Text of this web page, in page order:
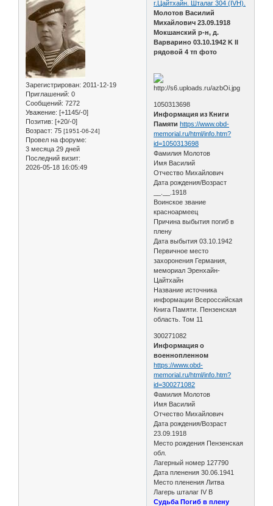
Зарегистрирован: 2011-12-19
Приглашений: 0
Сообщений: 7272
Уважение: [+1145/-0]
Позитив: [+20/-0]
Возраст: 75 [1951-06-24]
Провел на форуме:
3 месяца 29 дней
Последний визит:
2026-05-18 16:05:49
г.Цайтхайн. Шталаг 304 (IVH).
Молотов Василий
Михайлович 23.09.1918
Мокшанский р-н, д.
Варварино 03.10.1942 K II
рядовой 4 тп фото
1050313698
Информация из Книги
Памяти https://www.obd-
memorial.ru/html/info.htm?
id=1050313698
Фамилия Молотов
Имя Василий
Отчество Михайлович
Дата рождения/Возраст
__.__.1918
Воинское звание
красноармеец
Причина выбытия погиб в
плену
Дата выбытия 03.10.1942
Первичное место
захоронения Германия,
мемориал Эренхайн-
Цайтхайн
Название источника
информации Всероссийская
Книга Памяти. Пензенская
область. Том 11
300271082
Информация о
военнопленном
https://www.obd-
memorial.ru/html/info.htm?
id=300271082
Фамилия Молотов
Имя Василий
Отчество Михайлович
Дата рождения/Возраст
23.09.1918
Место рождения Пензенская
обл.
Лагерный номер 127790
Дата пленения 30.06.1941
Место пленения Литва
Лагерь шталаг IV B
Судьба Погиб в плену